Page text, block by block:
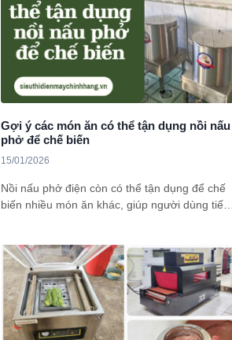
Gợi ý các món ăn có thể tận dụng nồi nấu
phở để chế biến
15/01/2026
Nồi nấu phở điện còn có thể tận dụng để chế
biến nhiều món ăn khác, giúp người dùng tiết
đây là những món ăn thơm ngon, dễ làm mà
nồi nấu phở hỗ trợ rất hiệu quả.